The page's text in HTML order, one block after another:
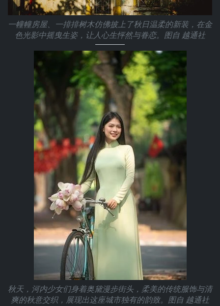
一幢幢房屋、一排排树木仿佛披上了秋日温柔的新装，在金
色光影中摇曳生姿，让人心生怦然与眷恋。图自 越通社
秋天，河内少女们身着奥黛漫步街头，柔美的传统服饰与清
爽的秋意交织，展现出这座城市独有的韵致。图自 越通社